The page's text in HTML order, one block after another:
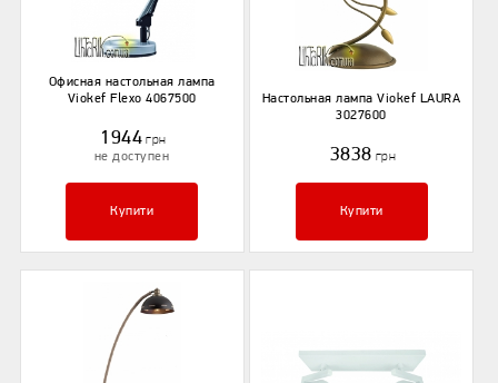
Офисная настольная лампа
Viokef Flexo 4067500
1944 грн
не доступен
Купити
Настольная лампа Viokef LAURA
3027600
3838 грн
Купити